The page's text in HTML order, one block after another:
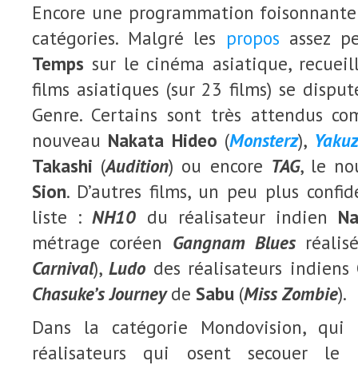
Encore une programmation
catégories. Malgré les propos assez
Temps sur le cinéma asiatique,
films asiatiques (sur 23 films) se
Genre. Certains sont très attendus
nouveau Nakata Hideo (Monsterz),
Takashi (Audition) ou encore TAG, le
Sion. D’autres films, un peu plus
liste :NH10 du réalisateur indien
métrage coréen Gangnam Blues
Carnival),Ludo des réalisateurs indiens
Chasuke’s Journeyde Sabu (Miss Zombie).
Dans la catégorie Mondovision,
réalisateurs qui osent secouer le